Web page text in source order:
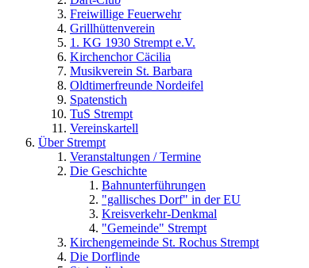
Freiwillige Feuerwehr
Grillhüttenverein
1. KG 1930 Strempt e.V.
Kirchenchor Cäcilia
Musikverein St. Barbara
Oldtimerfreunde Nordeifel
Spatenstich
TuS Strempt
Vereinskartell
Über Strempt
Veranstaltungen / Termine
Die Geschichte
Bahnunterführungen
"gallisches Dorf" in der EU
Kreisverkehr-Denkmal
"Gemeinde" Strempt
Kirchengemeinde St. Rochus Strempt
Die Dorflinde